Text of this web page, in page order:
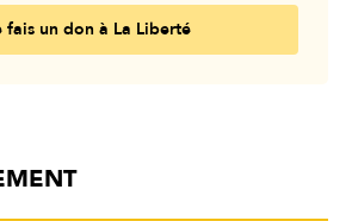
fais un don à La Liberté